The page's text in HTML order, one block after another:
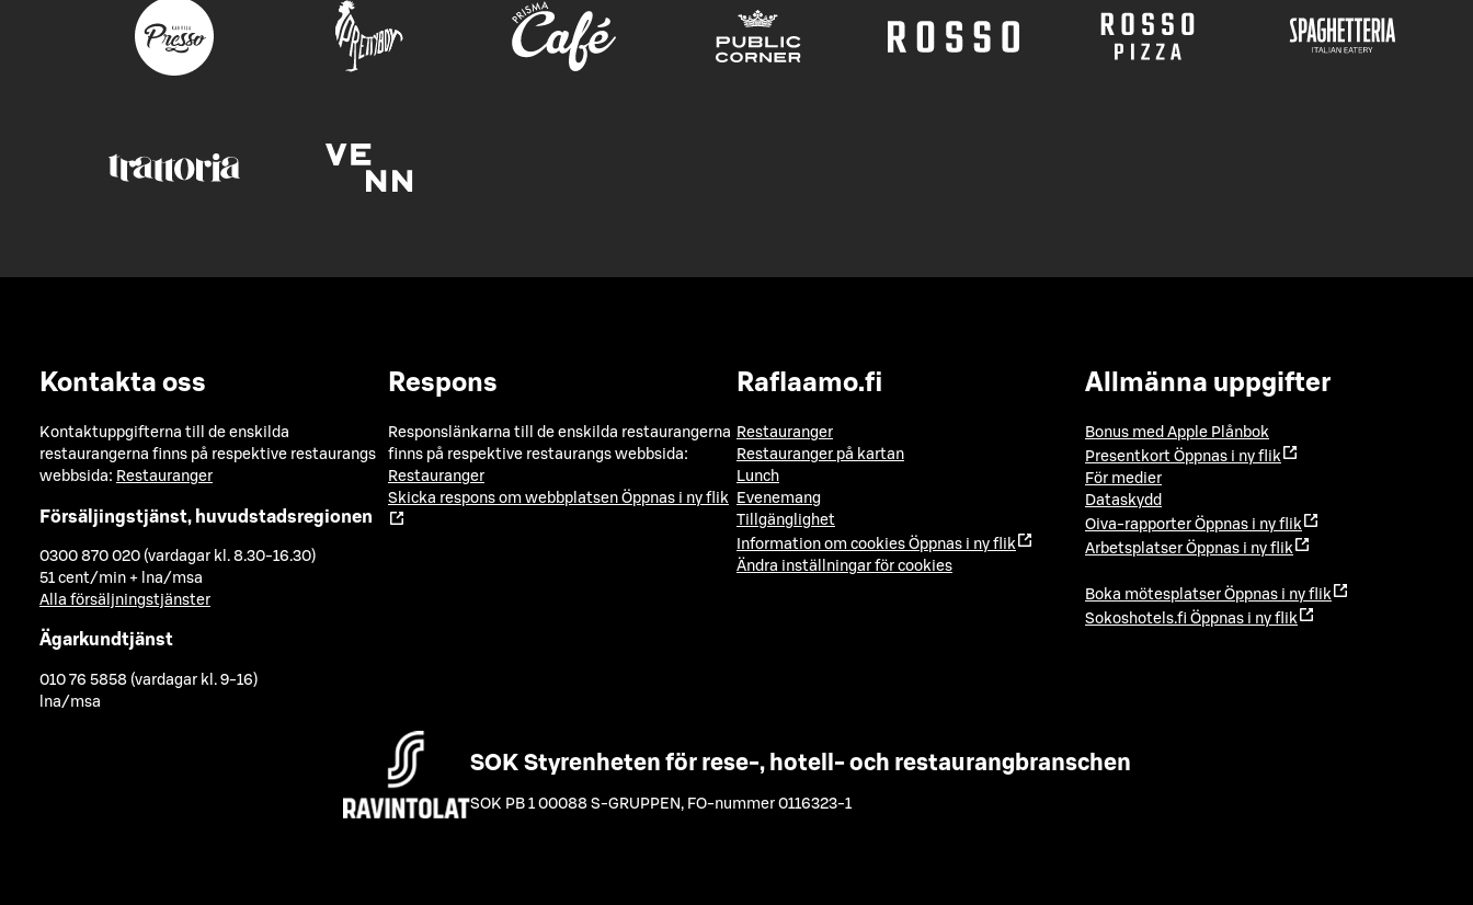
Kontakta oss
Kontaktuppgifterna till de enskilda
restaurangerna finns på respektive restaurangs
webbsida: Restauranger
Försäljingstjänst, huvudstadsregionen
0300 870 020 (vardagar kl. 8.30-16.30)
51 cent/min + lna/msa
Alla försäljningstjänster
Ägarkundtjänst
010 76 5858 (vardagar kl. 9-16)
lna/msa
Respons
Responslänkarna till de enskilda restaurangerna
finns på respektive restaurangs webbsida:
Restauranger
Skicka respons om webbplatsen Öppnas i ny flik
Raflaamo.fi
Restauranger
Restauranger på kartan
Lunch
Evenemang
Tillgänglighet
Information om cookies Öppnas i ny flik
Ändra inställningar för cookies
Allmänna uppgifter
Bonus med Apple Plånbok
Presentkort Öppnas i ny flik
För medier
Dataskydd
Oiva-rapporter Öppnas i ny flik
Arbetsplatser Öppnas i ny flik
Boka mötesplatser Öppnas i ny flik
Sokoshotels.fi Öppnas i ny flik
SOK Styrenheten för rese-, hotell- och restaurangbranschen
SOK PB 1 00088 S-GRUPPEN , FO-nummer 0116323-1